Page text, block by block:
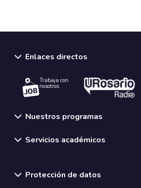
Enlaces directos
Trabaja con
nosotros.
Nuestros programas
Servicios académicos
Protección de datos